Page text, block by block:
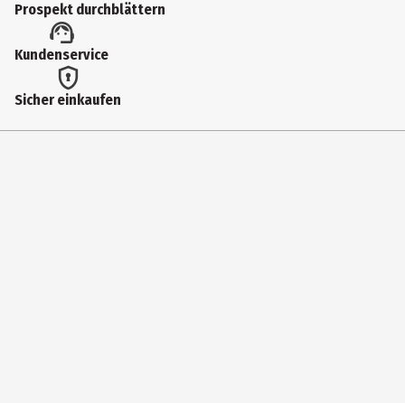
Hersteller
Schleich GmbH
Herstelleradresse
Prospekt durchblättern
Kundenservice
Sicher einkaufen